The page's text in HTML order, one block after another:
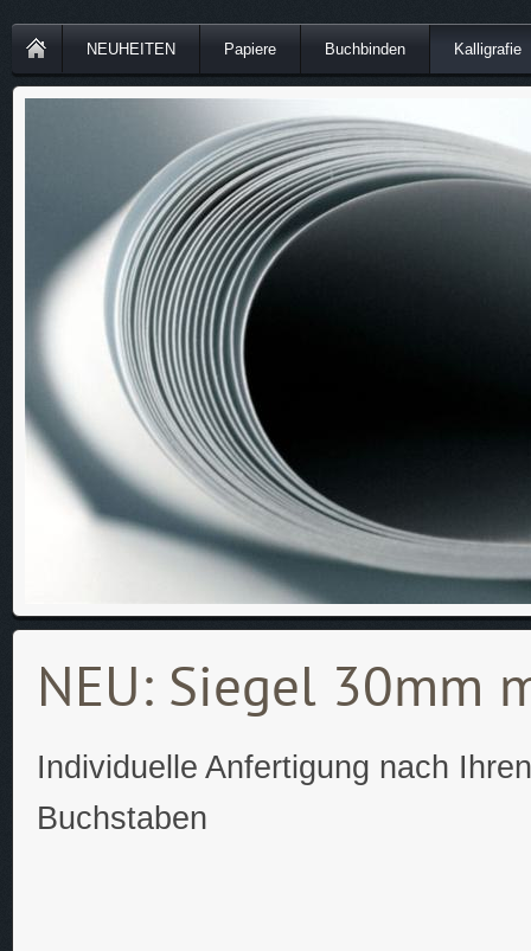
NEUHEITEN Papiere Buchbinden Kalligrafie
NEU: Siegel 30mm
Individuelle Anfertigung nach
Buchstaben